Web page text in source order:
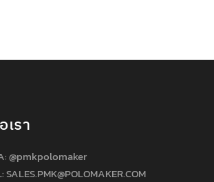
รา
@pmkpolomaker
SALES.PMK@POLOMAKER.COM